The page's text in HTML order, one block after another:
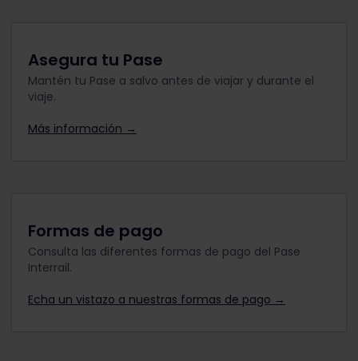
Asegura tu Pase
Mantén tu Pase a salvo antes de viajar y durante el
viaje.
Más información →
Formas de pago
Consulta las diferentes formas de pago del Pase
Interrail.
Echa un vistazo a nuestras formas de pago →